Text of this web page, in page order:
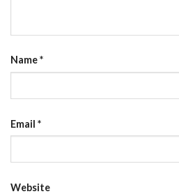
Name*
Email *
Website